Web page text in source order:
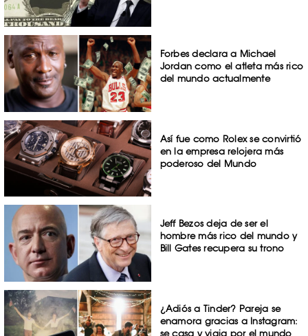
Forbes declara a Michael
Jordan como el atleta más rico
del mundo actualmente
Así fue como Rolex se convirtió
en la empresa relojera más
poderoso del Mundo
Jeff Bezos deja de ser el
hombre más rico del mundo y
Bill Gates recupera su trono
¿Adiós a Tinder? Pareja se
enamora gracias a Instagram:
se casa y viaja por el mundo